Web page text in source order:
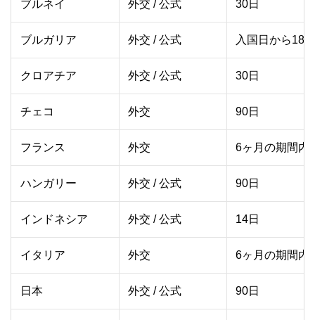
ブルネイ 外交 / 公式 30日
ブルガリア 外交 / 公式 入国日から
クロアチア 外交 / 公式 30日
チェコ 外交 90日
フランス 外交 6ヶ月の期間内
ハンガリー 外交 / 公式 90日
インドネシア 外交 / 公式 14日
イタリア 外交 6ヶ月の期間内
日本 外交 / 公式 90日